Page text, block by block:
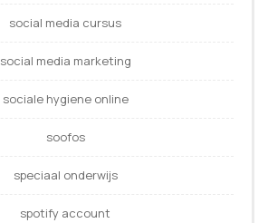
social media cursus
social media marketing
sociale hygiene online
soofos
speciaal onderwijs
spotify account